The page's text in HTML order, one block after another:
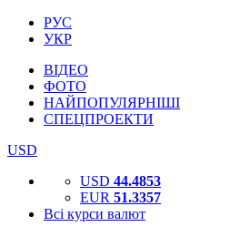
РУС
УКР
ВІДЕО
ФОТО
НАЙПОПУЛЯРНІШІ
СПЕЦПРОЕКТИ
USD
USD 44.4853
EUR 51.3357
Всі курси валют